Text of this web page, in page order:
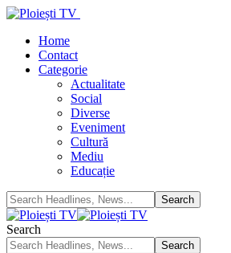
Home
Contact
Categorie
Actualitate
Social
Diverse
Eveniment
Cultură
Mediu
Educație
Search